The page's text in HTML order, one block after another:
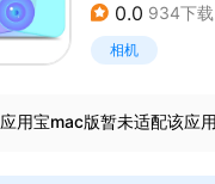
0.0 934下载
相机
应用宝mac版暂未适配该应